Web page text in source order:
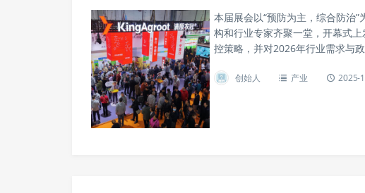
本届展会以“预防为主，综合防治
构和行业专家齐聚一堂，开幕式
控策略，并对2026年行业需求与
创始人 产业 2025-